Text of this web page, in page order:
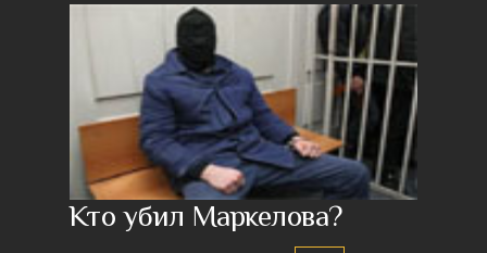
Кто убил Маркелова?